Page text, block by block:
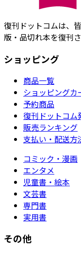
復刊ドットコムは、
版・品切れ本を復刊
ショッピング
商品一覧
ショッピングカ
予約商品
復刊ドットコム
販売ランキング
支払い・配送方
コミック・漫画
エンタメ
児童書・絵本
文芸書
専門書
実用書
その他